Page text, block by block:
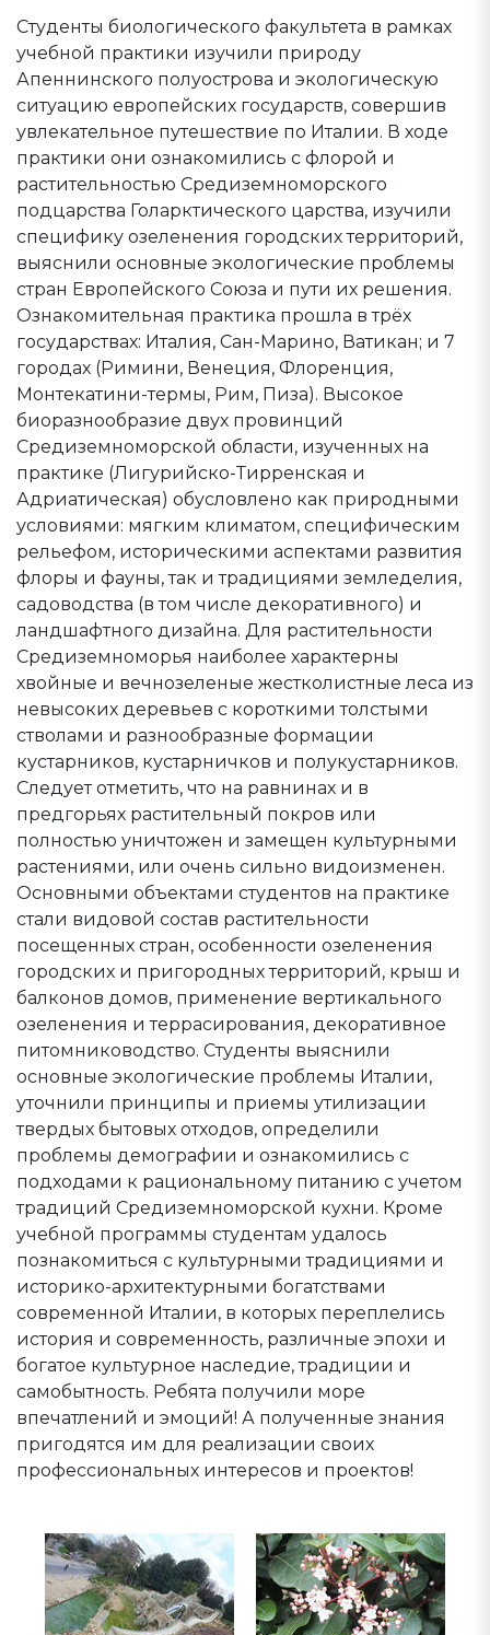
Студенты биологического факультета в рамках
учебной практики изучили природу
Апеннинского полуострова и экологическую
ситуацию европейских государств, совершив
увлекательное путешествие по Италии. В ходе
практики они ознакомились с флорой и
растительностью Средиземноморского
подцарства Голарктического царства, изучили
специфику озеленения городских территорий,
выяснили основные экологические проблемы
стран Европейского Союза и пути их решения.
Ознакомительная практика прошла в трёх
государствах: Италия, Сан-Марино, Ватикан; и 7
городах (Римини, Венеция, Флоренция,
Монтекатини-термы, Рим, Пиза). Высокое
биоразнообразие двух провинций
Средиземноморской области, изученных на
практике (Лигурийско-Тирренская и
Адриатическая) обусловлено как природными
условиями: мягким климатом, специфическим
рельефом, историческими аспектами развития
флоры и фауны, так и традициями земледелия,
садоводства (в том числе декоративного) и
ландшафтного дизайна. Для растительности
Средиземноморья наиболее характерны
хвойные и вечнозеленые жестколистные леса из
невысоких деревьев с короткими толстыми
стволами и разнообразные формации
кустарников, кустарничков и полукустарников.
Следует отметить, что на равнинах и в
предгорьях растительный покров или
полностью уничтожен и замещен культурными
растениями, или очень сильно видоизменен.
Основными объектами студентов на практике
стали видовой состав растительности
посещенных стран, особенности озеленения
городских и пригородных территорий, крыш и
балконов домов, применение вертикального
озеленения и террасирования, декоративное
питомниководство. Студенты выяснили
основные экологические проблемы Италии,
уточнили принципы и приемы утилизации
твердых бытовых отходов, определили
проблемы демографии и ознакомились с
подходами к рациональному питанию с учетом
традиций Средиземноморской кухни. Кроме
учебной программы студентам удалось
познакомиться с культурными традициями и
историко-архитектурными богатствами
современной Италии, в которых переплелись
история и современность, различные эпохи и
богатое культурное наследие, традиции и
самобытность. Ребята получили море
впечатлений и эмоций! А полученные знания
пригодятся им для реализации своих
профессиональных интересов и проектов!